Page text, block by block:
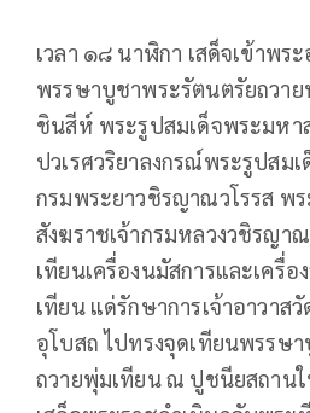
เวลา ๑๘ นาฬิกา เสด็จเข้าพร
พรรษาบูชาพระรัตนตรัยถวา
ชินสีห์ พระรูปสมเด็จพระมหา
ปวเรศวริยาลงกรณ์พระรูปสม
กรมพระยาวชิรญาณวโรรส พ
สังฆราชเจ้ากรมหลวงวชิรญา
เทียนเครื่องนมัสการและเครื่อ
เทียน แด่รักษาการเจ้าอาวาส
อุโบสถ ไปทรงจุดเทียนพรรษ
ถวายพุ่มเทียน ณ ปูชนียสถาน